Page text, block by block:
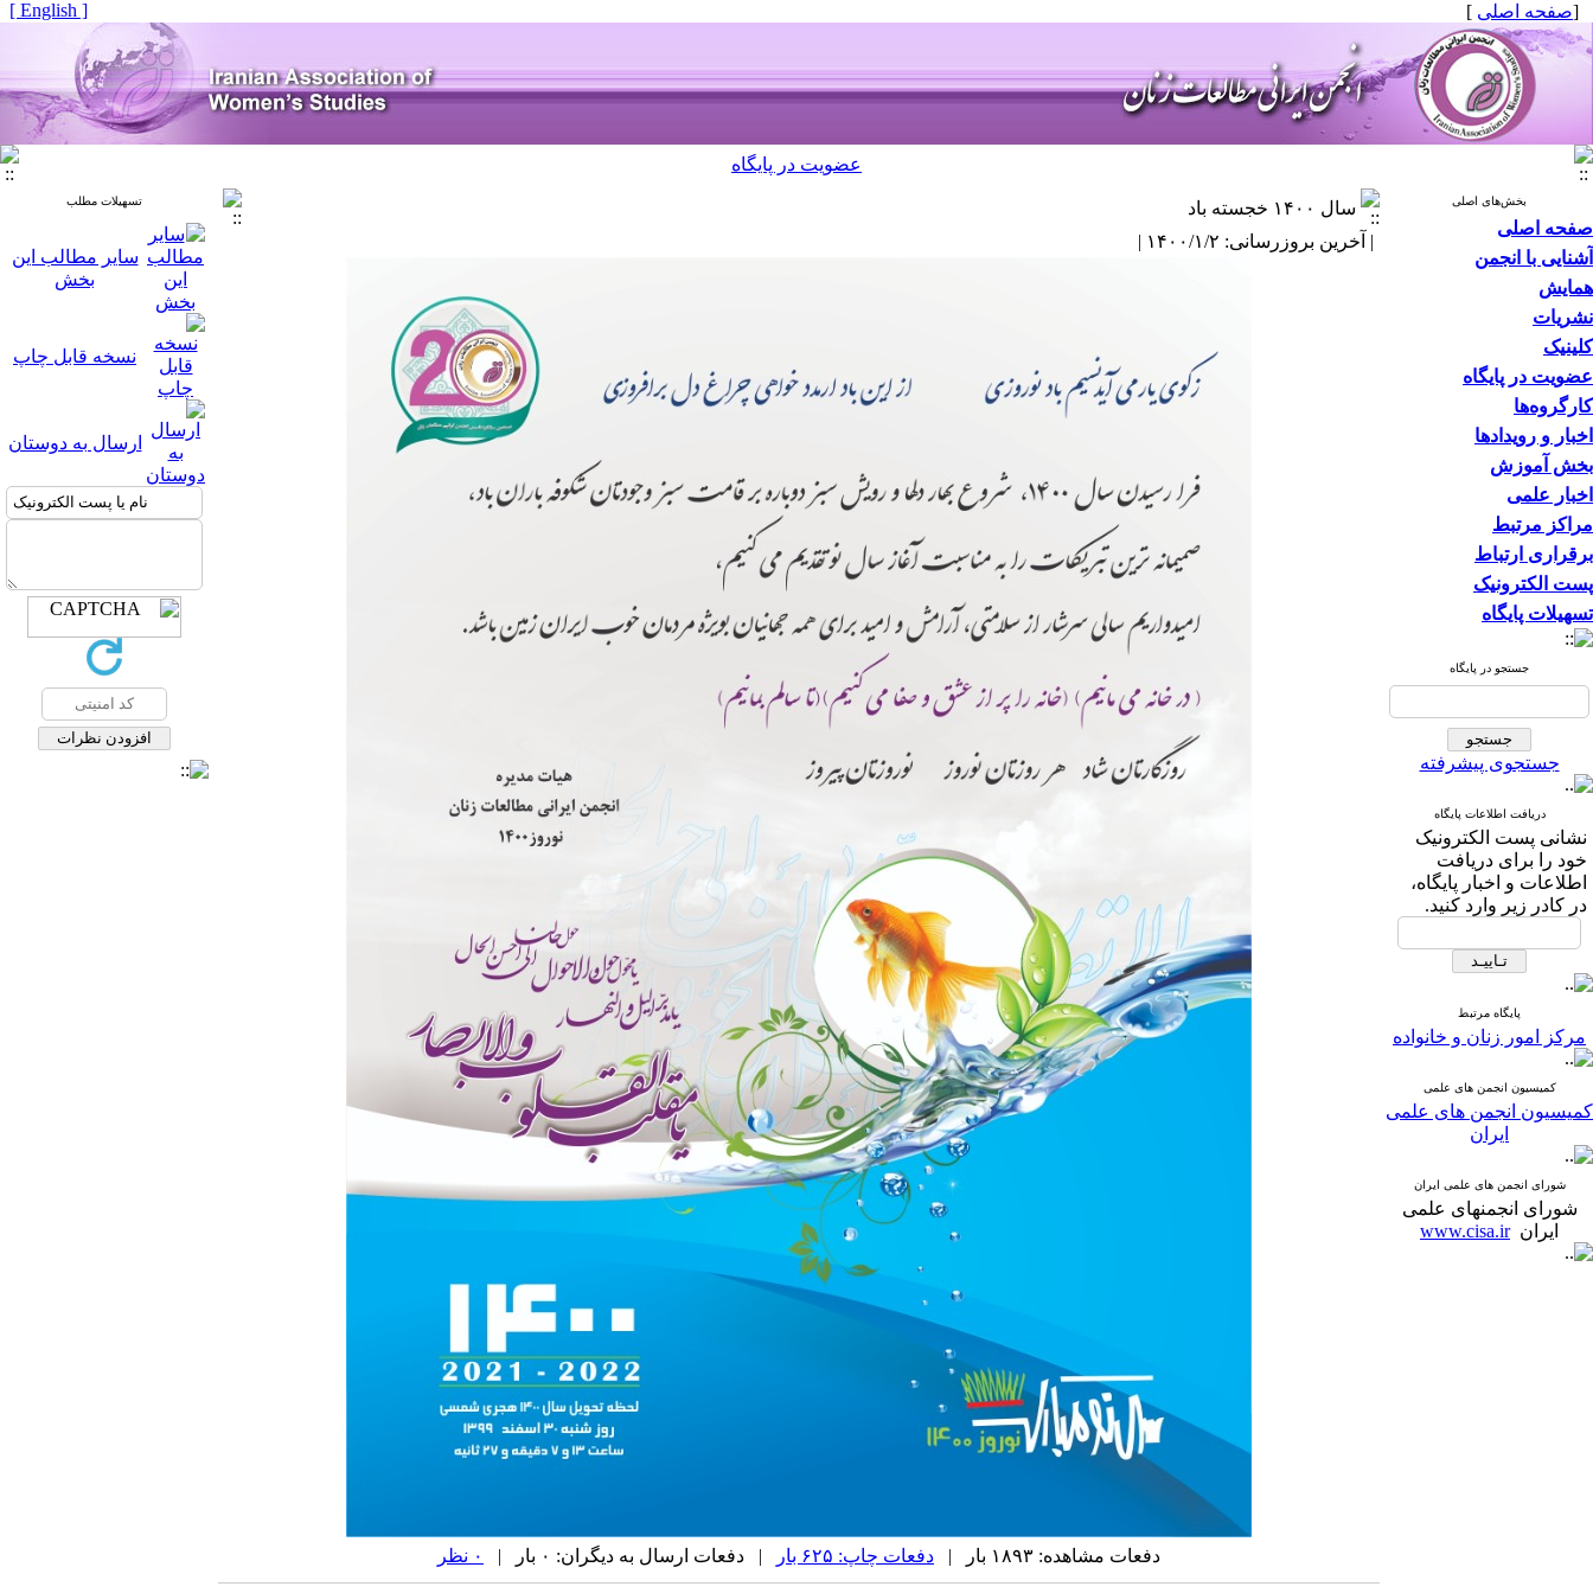
[صفحه اصلی ]
[ English ]
عضویت در پایگاه
بخش‌های اصلی
صفحه اصلی
آشنایی با انجمن
همایش
نشریات
کلینیک
عضویت در پایگاه
کارگروه‌ها
اخبار و رویدادها
بخش آموزش
اخبار علمی
مراکز مرتبط
برقراری ارتباط
پست الکترونیک
تسهیلات پایگاه
جستجو در پایگاه
جستجوی پیشرفته
دریافت اطلاعات پایگاه
نشانی پست الکترونیک
خود را برای دریافت
اطلاعات و اخبار پایگاه،
در کادر زیر وارد کنید.
پایگاه مرتبط
مرکز امور زنان و خانواده
کمیسیون انجمن های علمی
کمیسیون انجمن های علمی
ایران
شورای انجمن های علمی ایران
شورای انجمنهای علمی
ایرانwww.cisa.ir
سال ۱۴۰۰ خجسته باد
| آخرین بروزرسانی: ۱۴۰۰/۱/۲ |
تسهیلات مطلب
سایر مطالب این
بخش
نسخه قابل چاپ
ارسال به دوستان
دفعات مشاهده: ۱۸۹۳ بار | دفعات چاپ: ۶۲۵ بار | دفعات ارسال به دیگران: ۰ بار | ۰ نظر